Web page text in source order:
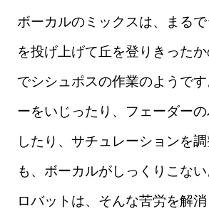
ボーカルのミックスは、まる
を投げ上げて丘を登りきった
でシシュポスの作業のようで
ーをいじったり、フェーダー
したり、サチュレーションを
も、ボーカルがしっくりこな
ロバットは、そんな苦労を解